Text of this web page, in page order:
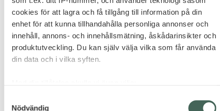
cookies för att lagra och få tillgång till information på din
enhet för att kunna tillhandahålla personliga annonser och
innehåll, annons- och innehållsmätning, åskådarinsikter och
produktutveckling. Du kan själv välja vilka som får använda
din data och i vilka syften.
kan ha en noggrannhet på upp till flera meter
Nödvändig